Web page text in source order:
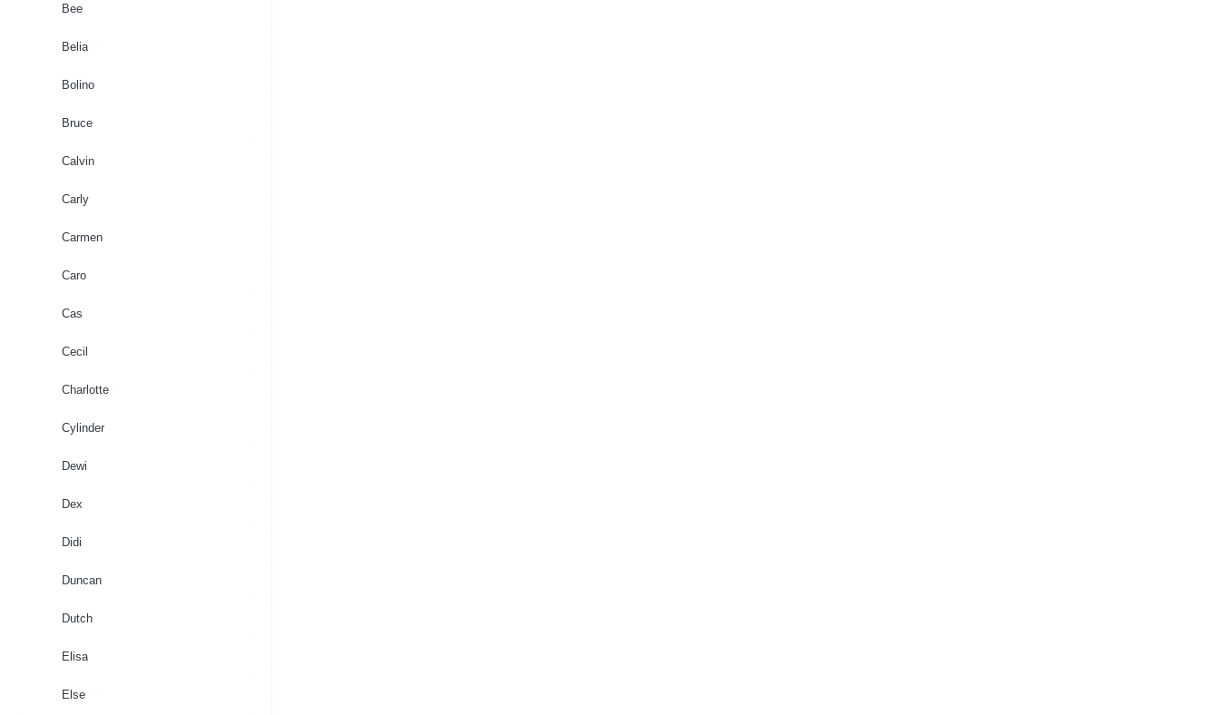
Bee
Belia
Bolino
Bruce
Calvin
Carly
Carmen
Caro
Cas
Cecil
Charlotte
Cylinder
Dewi
Dex
Didi
Duncan
Dutch
Elisa
Else